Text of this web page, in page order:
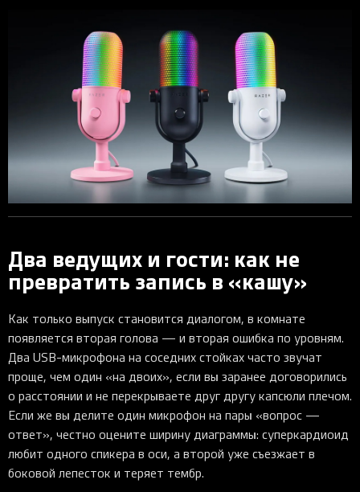
Два ведущих и гости: как не
превратить запись в «кашу»
Как только выпуск становится диалогом, в комнате
появляется вторая голова — и вторая ошибка по уровням.
Два USB-микрофона на соседних стойках часто звучат
проще, чем один «на двоих», если вы заранее договорились
о расстоянии и не перекрываете друг другу капсюли плечом.
Если же вы делите один микрофон на пары «вопрос —
ответ», честно оцените ширину диаграммы: суперкардиоид
любит одного спикера в оси, а второй уже съезжает в
боковой лепесток и теряет тембр.